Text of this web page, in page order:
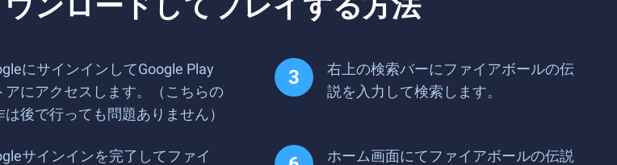
にサインインしてGoogle Play
アにアクセスします。（こちらの
は後で行っても問題ありません）
右上の検索バーにファイアボールの伝
説を入力して検索します。
サインインを完了してファイ
ホーム画面にてファイアボールの伝説